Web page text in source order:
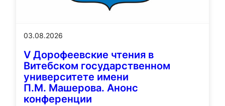
03.08.2026
V Дорофеевские чтения в
Витебском государственном
университете имени
П.М. Машерова. Анонс
конференции